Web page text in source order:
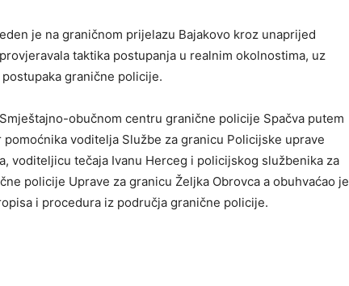
je na graničnom prijelazu Bajakovo kroz unaprijed
taktika postupanja u realnim okolnostima, uz
granične policije.
obučnom centru granične policije Spačva putem
voditelja Službe za granicu Policijske uprave
voditeljicu tečaja Ivanu Herceg i policijskog službenika za
policije Uprave za granicu Željka Obrovca a obuhvaćao je
i procedura iz područja granične policije.